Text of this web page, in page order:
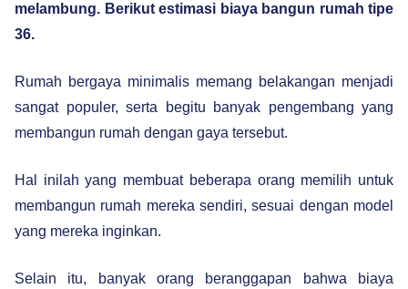
melambung. Berikut estimasi biaya bangun rumah tipe
36.
Rumah bergaya minimalis memang belakangan menjadi
sangat populer, serta begitu banyak pengembang yang
membangun rumah dengan gaya tersebut.
Hal inilah yang membuat beberapa orang memilih untuk
membangun rumah mereka sendiri, sesuai dengan model
yang mereka inginkan.
Selain itu, banyak orang beranggapan bahwa biaya